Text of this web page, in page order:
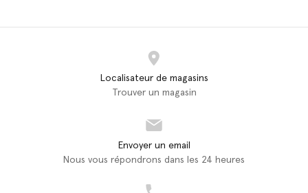
Localisateur de magasins
Trouver un magasin
Envoyer un email
Nous vous répondrons dans les 24 heures